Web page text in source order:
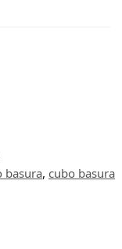
basura, cubo basura